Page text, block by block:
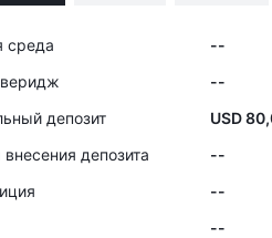
среда --
--
депозит
USD
депозита
--
--
--